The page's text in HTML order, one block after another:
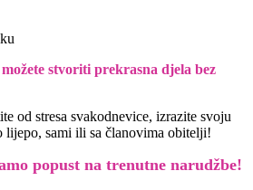
stvoriti prekrasna djela bez
od stresa svakodnevice, izrazite svoju
lijepo, sami ili sa članovima obitelji!
popust na trenutne narudžbe!